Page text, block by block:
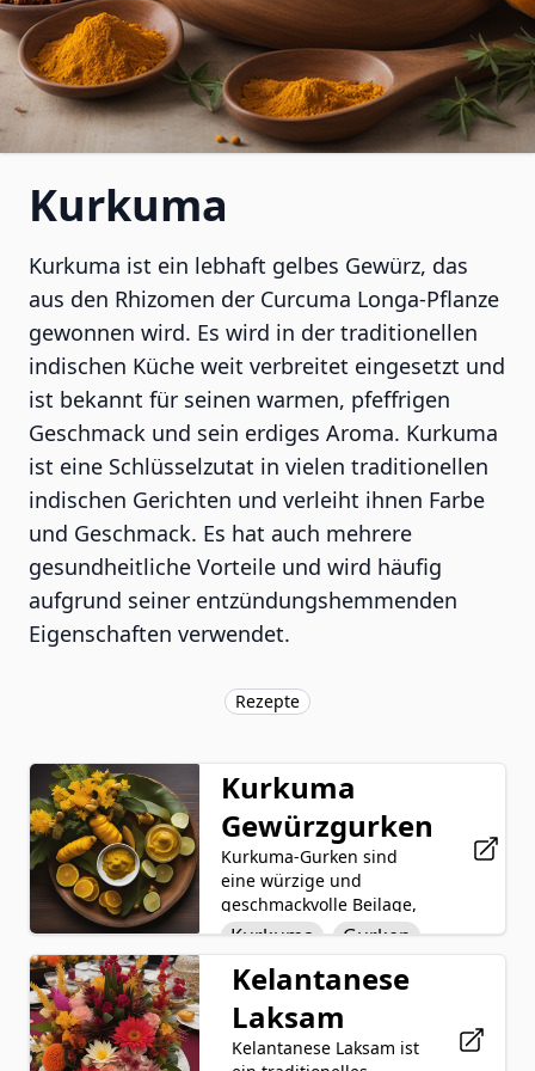
Kurkuma
Kurkuma ist ein lebhaft gelbes Gewürz, das
aus den Rhizomen der Curcuma Longa-Pflanze
gewonnen wird. Es wird in der traditionellen
indischen Küche weit verbreitet eingesetzt und
ist bekannt für seinen warmen, pfeffrigen
Geschmack und sein erdiges Aroma. Kurkuma
ist eine Schlüsselzutat in vielen traditionellen
indischen Gerichten und verleiht ihnen Farbe
und Geschmack. Es hat auch mehrere
gesundheitliche Vorteile und wird häufig
aufgrund seiner entzündungshemmenden
Eigenschaften verwendet.
Rezepte
Kurkuma
Gewürzgurken
Kurkuma-Gurken sind
eine würzige und
geschmackvolle Beilage,
die durch Einlegen von
Gurken, Zwiebeln und
Knoblauch in einer Essig-,
und Kurkumabrühe
hergestellt wird. Die
Kurkuma
Gurken
Essig
Zwiebeln
Knoblauch
Zucker
Wasser
Kelantanese
Laksam
Kelantanese Laksam ist